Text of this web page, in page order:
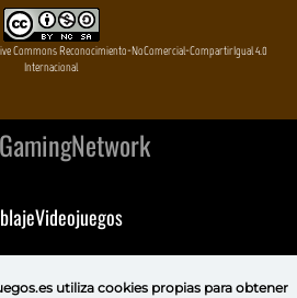
Commons Reconocimiento-NoComercial-CompartirIgual 4.0
Internacional
DeVuego
utiliza cookies propiaspara obtener